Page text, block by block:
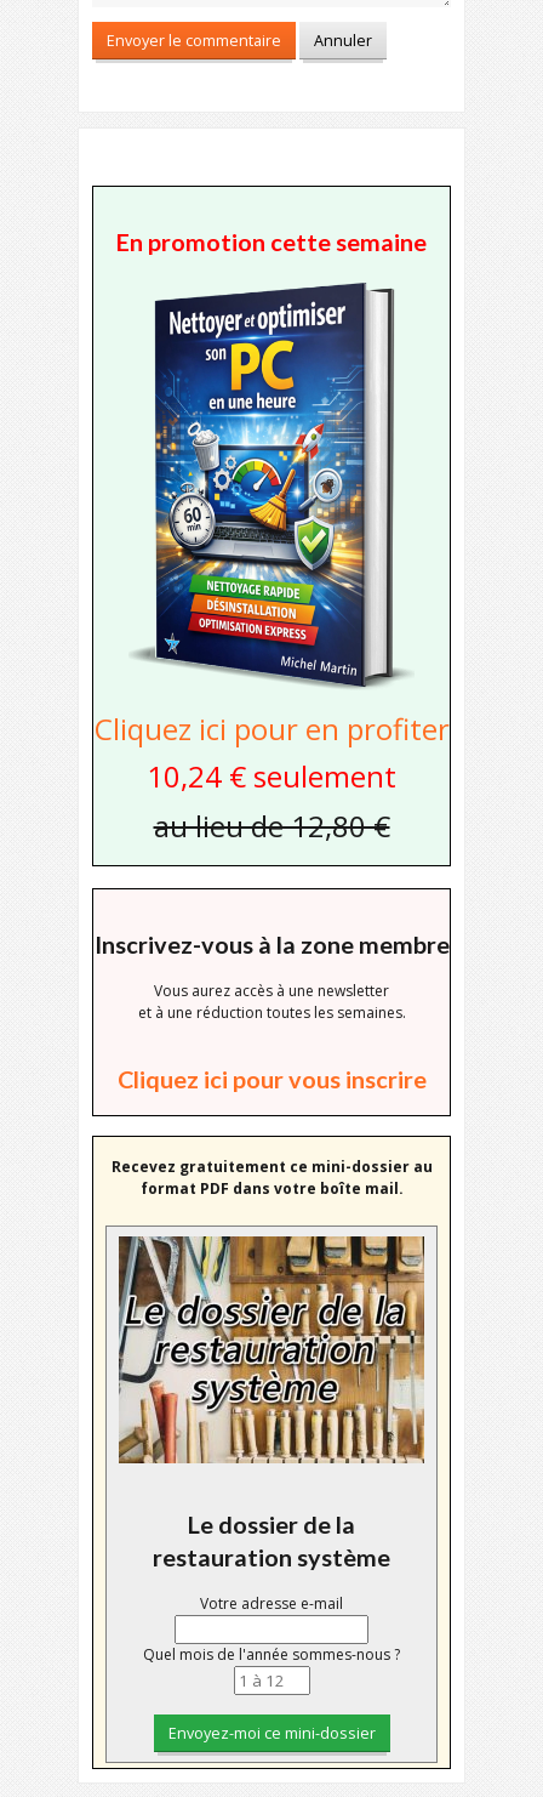
En promotion cette semaine
Cliquez ici pour en profiter
10,24 € seulement
au lieu de 12,80 €
Inscrivez-vous à la zone membre
Vous aurez accès à une newsletter
et à une réduction toutes les semaines.
Cliquez ici pour vous inscrire
Recevez gratuitement ce mini-dossier au
format PDF dans votre boîte mail.
Le dossier de la
restauration système
Votre adresse e-mail
Quel mois de l'année sommes-nous ?